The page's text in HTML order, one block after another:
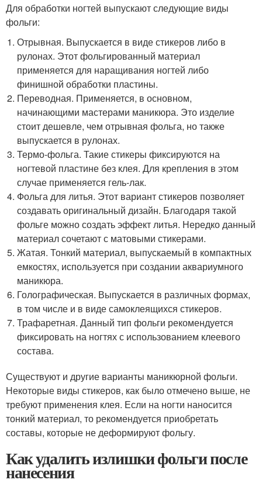
Для обработки ногтей выпускают следующие виды
фольги:
Отрывная. Выпускается в виде стикеров либо в
рулонах. Этот фольгированный материал
применяется для наращивания ногтей либо
финишной обработки пластины.
Переводная. Применяется, в основном,
начинающими мастерами маникюра. Это изделие
стоит дешевле, чем отрывная фольга, но также
выпускается в рулонах.
Термо-фольга. Такие стикеры фиксируются на
ногтевой пластине без клея. Для крепления в этом
случае применяется гель-лак.
Фольга для литья. Этот вариант стикеров позволяет
создавать оригинальный дизайн. Благодаря такой
фольге можно создать эффект литья. Нередко данный
материал сочетают с матовыми стикерами.
Жатая. Тонкий материал, выпускаемый в компактных
емкостях, используется при создании аквариумного
маникюра.
Голографическая. Выпускается в различных формах,
в том числе и в виде самоклеящихся стикеров.
Трафаретная. Данный тип фольги рекомендуется
фиксировать на ногтях с использованием клеевого
состава.
Существуют и другие варианты маникюрной фольги.
Некоторые виды стикеров, как было отмечено выше, не
требуют применения клея. Если на ногти наносится
тонкий материал, то рекомендуется приобретать
составы, которые не деформируют фольгу.
Как удалить излишки фольги после
нанесения